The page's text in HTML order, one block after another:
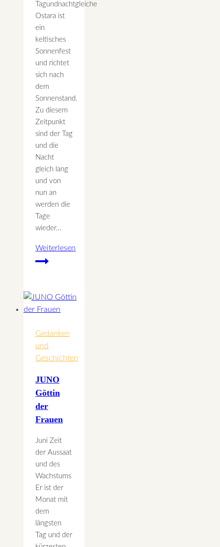
Tagundnachtgleiche
Ostara ist
ein
keltisches
Sonnenfest
und richtet
sich nach
dem
Sonnenstand.
Zu diesem
Zeitpunkt
sind der Tag
und die
Nacht
gleich lang
und von
nun an
werden die
Tage
wieder…
Weiterlesen
21.März
keltisches
Sonnenfest
Gedanken
und
Geschichten
JUNO
Göttin
der
Frauen
Juni Zeit
der Aussaat
und des
Wachstums
Er ist der
Monat mit
dem
längsten
Tag und der